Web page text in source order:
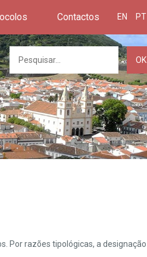
Contactos EN PT
OK
Por razões tipológicas, a designação